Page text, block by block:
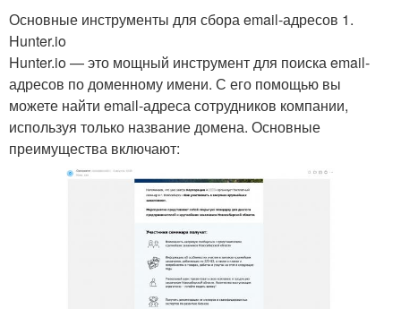
Основные инструменты для сбора email-адресов 1.
Hunter.io
Hunter.io — это мощный инструмент для поиска email-
адресов по доменному имени. С его помощью вы
можете найти email-адреса сотрудников компании,
используя только название домена. Основные
преимущества включают: